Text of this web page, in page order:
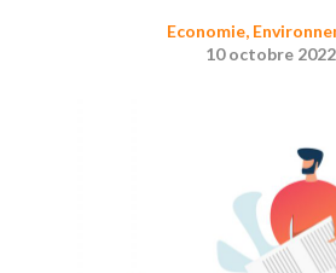
Economie,
10 octobre 2022